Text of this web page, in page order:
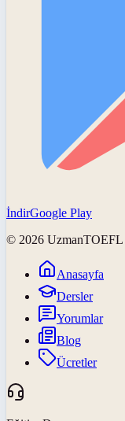
İndirGoogle Play
© 2026 UzmanTOEFL
Anasayfa
Dersler
Yorumlar
Blog
Ücretler